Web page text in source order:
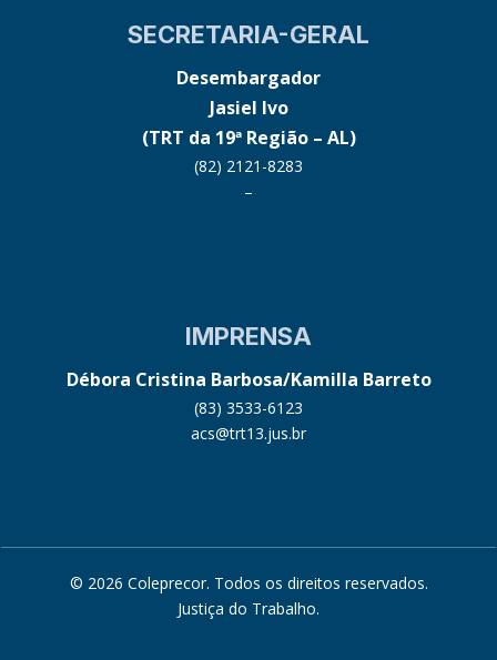
SECRETARIA-GERAL
Desembargador
Jasiel Ivo
(TRT da 19ª Região – AL)
(82) 2121-8283
–
IMPRENSA
Débora Cristina Barbosa/Kamilla Barreto
(83) 3533-6123
acs@trt13.jus.br
© 2026 Coleprecor. Todos os direitos reservados.
Justiça do Trabalho.